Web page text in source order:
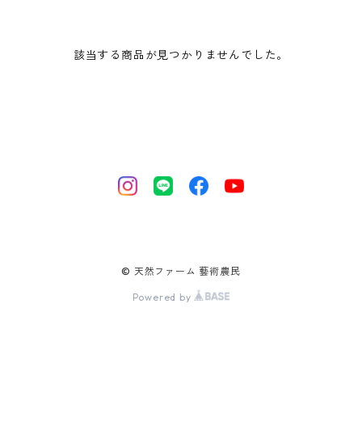
該当する商品が見つかりませんでした。
© 天然ファーム 藝術農民
Powered by